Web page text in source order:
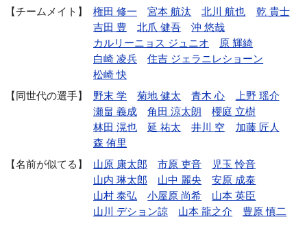
チームメイト 権田 修一 宮本 航汰 北川 航也
乾 貴士
吉田 豊
北爪 健吾
沖 悠哉
カルリーニョス ジュニオ
原 輝綺
白崎 凌兵
住吉 ジェラニレショーン
松崎 快
同世代の選手
野末 学 菊地 健太 青木 心
上野 瑶介
瀬畠 義成
角田 涼太朗
櫻庭 立樹
林田 滉也
延 祐太 井川 空
加藤 匠人
森 侑里
名前が似てる
山原 康太郎 市原 吏音
児玉 怜音
山内 琳太郎
山中 麗央
安原 成泰
山村 泰弘
小屋原 尚希
山本 英臣
山川 デション諒
山本 龍之介 豊原 慎二